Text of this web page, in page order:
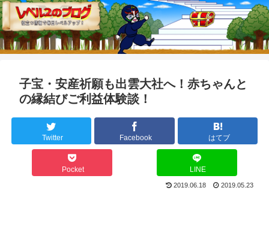
子宝・安産祈願も出雲大社へ！赤ちゃんと
の縁結びご利益体験談！
Twitter Facebook はてブ
Pocket LINE
2019.06.18 2019.05.23